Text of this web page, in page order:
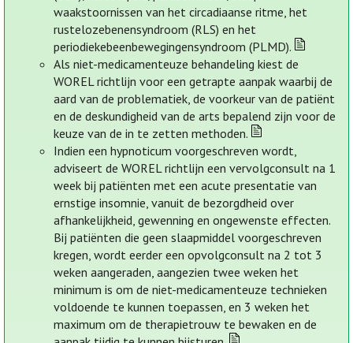
waakstoornissen van het circadiaanse ritme, het
rustelozebenensyndroom (RLS) en het
periodiekebeenbewegingensyndroom (PLMD).
Als niet-medicamenteuze behandeling kiest de
WOREL richtlijn voor een getrapte aanpak waarbij de
aard van de problematiek, de voorkeur van de patiënt
en de deskundigheid van de arts bepalend zijn voor de
keuze van de in te zetten methoden.
Indien een hypnoticum voorgeschreven wordt,
adviseert de WOREL richtlijn een vervolgconsult na 1
week bij patiënten met een acute presentatie van
ernstige insomnie, vanuit de bezorgdheid over
afhankelijkheid, gewenning en ongewenste effecten.
Bij patiënten die geen slaapmiddel voorgeschreven
kregen, wordt eerder een opvolgconsult na 2 tot 3
weken aangeraden, aangezien twee weken het
minimum is om de niet-medicamenteuze technieken
voldoende te kunnen toepassen, en 3 weken het
maximum om de therapietrouw te bewaken en de